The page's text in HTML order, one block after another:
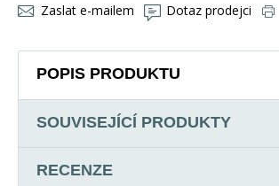
Zaslat e-mailem Dotaz prodejci
POPIS PRODUKTU
SOUVISEJÍCÍ PRODUKTY
RECENZE